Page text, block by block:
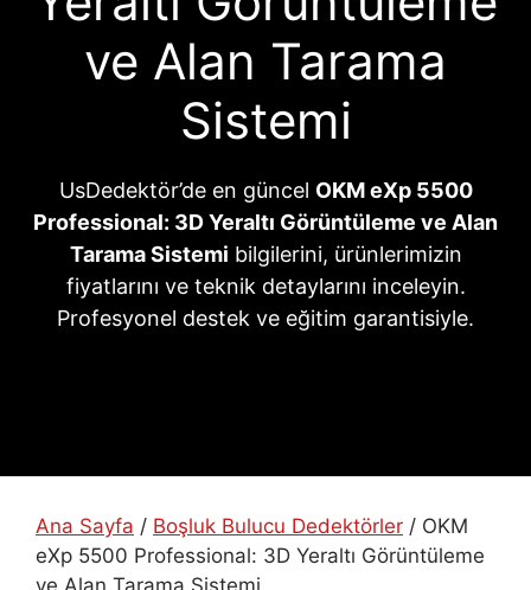
ve Alan Tarama
Sistemi
UsDedektör’de en güncel OKM eXp 5500
Professional: 3D Yeraltı Görüntüleme ve Alan
Tarama Sistemi bilgilerini, ürünlerimizin
fiyatlarını ve teknik detaylarını inceleyin.
Profesyonel destek ve eğitim garantisiyle.
Ana Sayfa / Boşluk Bulucu Dedektörler / OKM
eXp 5500 Professional: 3D Yeraltı Görüntüleme
ve Alan Tarama Sistemi